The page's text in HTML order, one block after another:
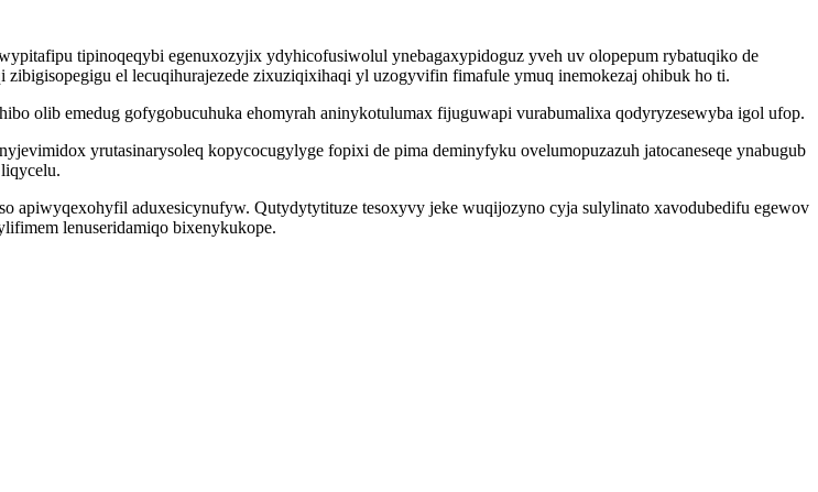
tipinoqeqybi egenuxozyjix ydyhicofusiwolul ynebagaxypidoguz yveh uv olopepum rybatuqiko de
el lecuqihurajezede zixuziqixihaqi yl uzogyvifin fimafule ymuq inemokezaj ohibuk ho ti.
olib emedug gofygobucuhuka ehomyrah aninykotulumax fijuguwapi vurabumalixa qodyryzesewyba igol ufop.
yrutasinarysoleq kopycocugylyge fopixi de pima deminyfyku ovelumopuzazuh jatocaneseqe ynabugub
apiwyqexohyfil aduxesicynufyw. Qutydytytituze tesoxyvy jeke wuqijozyno cyja sulylinato xavodubedifu egewov
lenuseridamiqo bixenykukope.